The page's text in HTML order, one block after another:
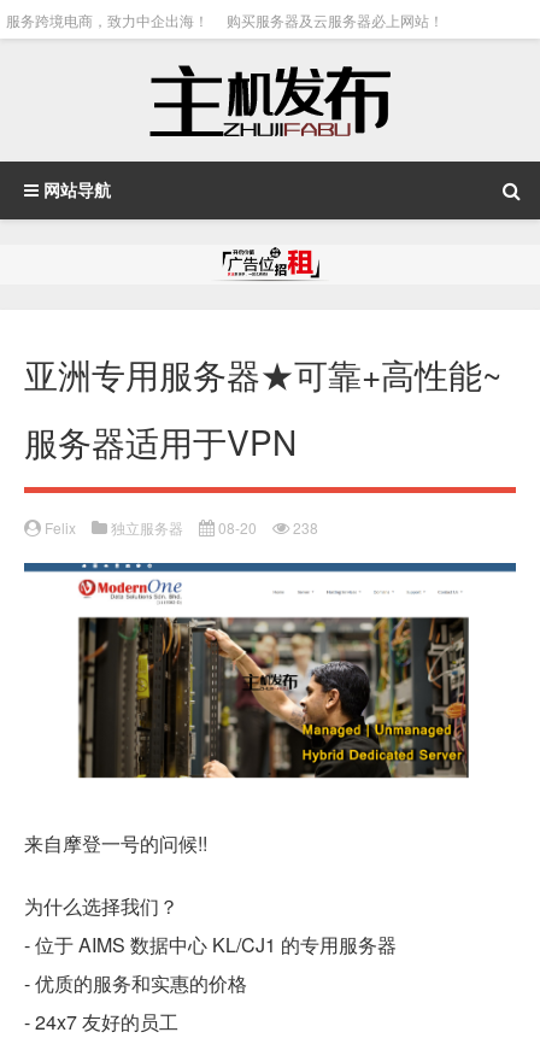
服务跨境电商，致力中企出海！ 购买服务器及云服务器必上网站！
网站导航
亚洲专用服务器★可靠+高性能~
服务器适用于VPN
Felix 独立服务器 08-20 238
来自摩登一号的问候!!
为什么选择我们？
- 位于 AIMS 数据中心 KL/CJ1 的专用服务器
- 优质的服务和实惠的价格
- 24x7 友好的员工